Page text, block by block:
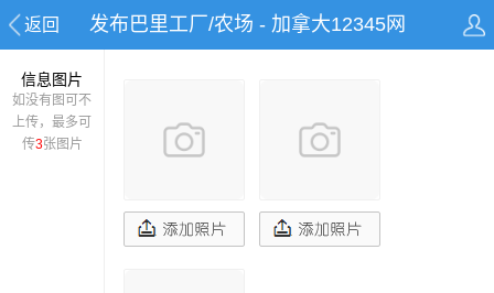
返回 发布巴里工厂/农场 - 加拿大12345网
信息图片
如没有图可不
上传，最多可
传3张图片